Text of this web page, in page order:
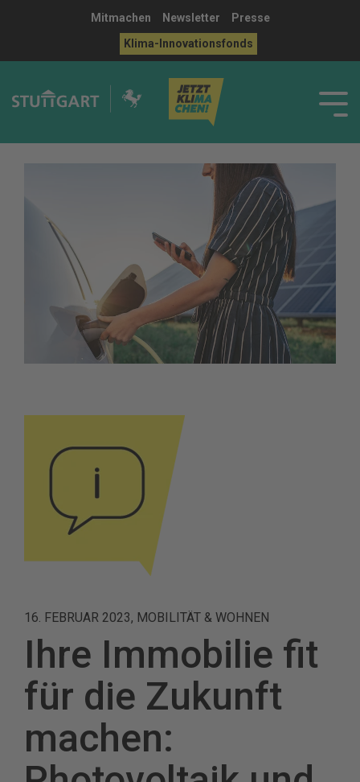
Mitmachen Newsletter
Presse
Klima-Innovationsfonds
16. FEBRUAR 2023, MOBILITÄT & WOHNEN
Ihre Immobilie fit
für die Zukunft
machen: